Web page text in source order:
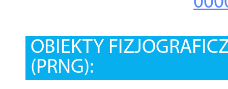
OBIEKTY
(PRNG):